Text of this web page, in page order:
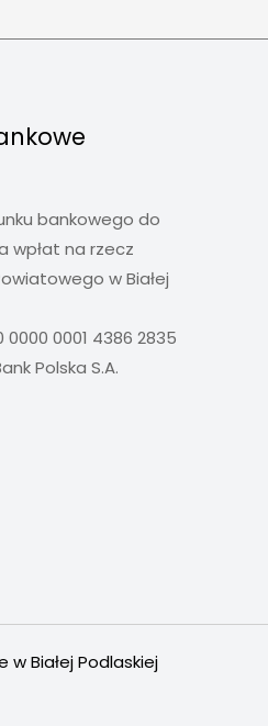
bankowego do
wpłat na rzecz
w Białej
0000 0001 4386 2835
Polska S.A.
Białej Podlaskiej